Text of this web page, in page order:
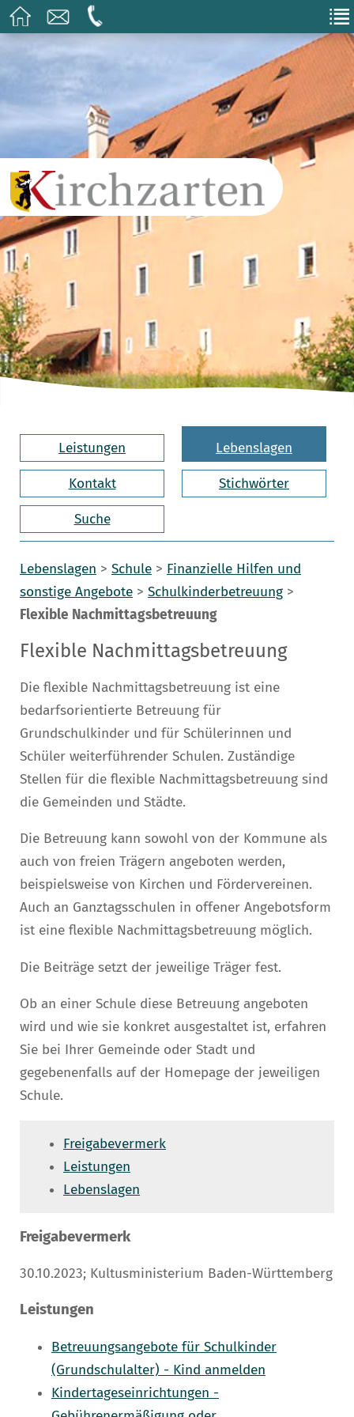
Leistungen Lebenslagen
Kontakt Stichwörter
Suche
Lebenslagen > Schule > Finanzielle Hilfen und
sonstige Angebote > Schulkinderbetreuung >
Flexible Nachmittagsbetreuung
Flexible Nachmittagsbetreuung
Die flexible Nachmittagsbetreuung ist eine
bedarfsorientierte Betreuung für
Grundschulkinder und für Schülerinnen und
Schüler weiterführender Schulen. Zuständige
Stellen für die flexible Nachmittagsbetreuung sind
die Gemeinden und Städte.
Die Betreuung kann sowohl von der Kommune als
auch von freien Trägern angeboten werden,
beispielsweise von Kirchen und Fördervereinen.
Auch an Ganztagsschulen in offener Angebotsform
ist eine flexible Nachmittagsbetreuung möglich.
Die Beiträge setzt der jeweilige Träger fest.
Ob an einer Schule diese Betreuung angeboten
wird und wie sie konkret ausgestaltet ist, erfahren
Sie bei Ihrer Gemeinde oder Stadt und
gegebenenfalls auf der Homepage der jeweiligen
Schule.
Freigabevermerk
Leistungen
Lebenslagen
Freigabevermerk
30.10.2023; Kultusministerium Baden-Württemberg
Leistungen
Betreuungsangebote für Schulkinder
(Grundschulalter) - Kind anmelden
Kindertageseinrichtungen -